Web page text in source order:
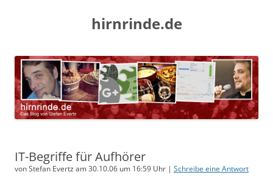
hirnrinde.de
IT-Begriffe für Aufhörer
von Stefan Evertz am 30.10.06 um 16:59 Uhr | Schreibe eine Antwort